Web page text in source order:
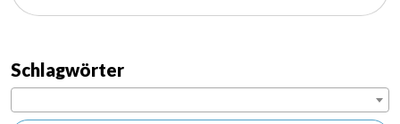
Schlagwörter